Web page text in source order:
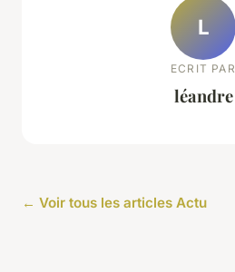
L
ECRIT PAR
léandre
← Voir tous les articles Actu